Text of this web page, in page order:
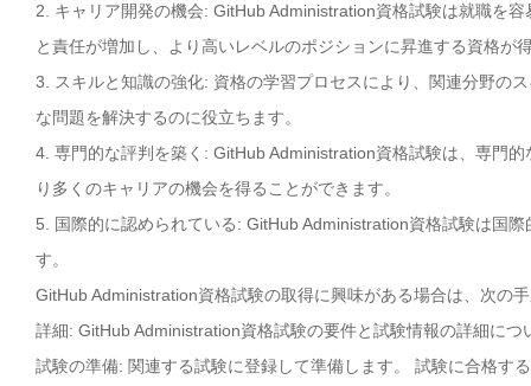
2. キャリア開発の機会: GitHub Administration資格試験は就職を
と責任が増加し、より高いレベルのポジションに昇進する資格が
3. スキルと知識の強化: 資格の学習プロセスにより、関連分野の
な問題を解決するのに役立ちます。
4. 専門的な評判を築く: GitHub Administration資格試験は、専門
り多くのキャリアの機会を得ることができます。
5. 国際的に認められている: GitHub Administration資格試験は国
す。
GitHub Administration資格試験の取得に興味がある場合は、次の
詳細: GitHub Administration資格試験の要件と試験情報の詳細に
試験の準備: 関連する試験に登録して準備します。 試験に合格す